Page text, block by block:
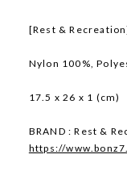
[Rest & Recreation]
Nylon 100%,
17.5 x 26 x 1 (cm)
BRAND : Rest &
https://